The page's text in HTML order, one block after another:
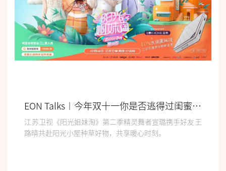
EON Talks︱今年双十一你是否逃得过闺蜜种草？
江苏卫视《阳光姐妹淘》第二季精灵舞者宣璐携手好友王
路晴共赴阳光小屋种草好物，共享暖心时刻。